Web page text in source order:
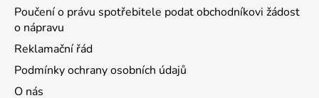
Poučení o právu spotřebitele podat obchodníkovi žádost
o nápravu
Reklamační řád
Podmínky ochrany osobních údajů
O nás